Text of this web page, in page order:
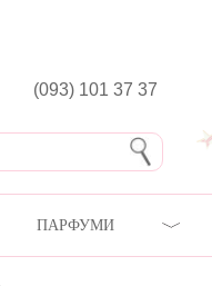
(093) 101 37 37
ПАРФУМИ